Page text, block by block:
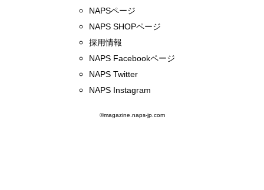
NAPSページ
NAPS SHOPページ
採用情報
NAPS Facebookページ
NAPS Twitter
NAPS Instagram
©magazine.naps-jp.com